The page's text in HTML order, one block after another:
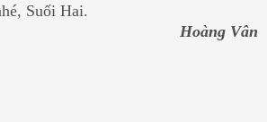
Suối Hai.
Hoàng Vân